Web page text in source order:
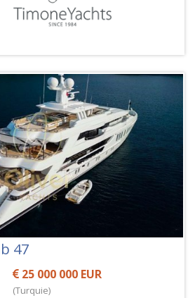
47
25 000 000 EUR
(Turquie)